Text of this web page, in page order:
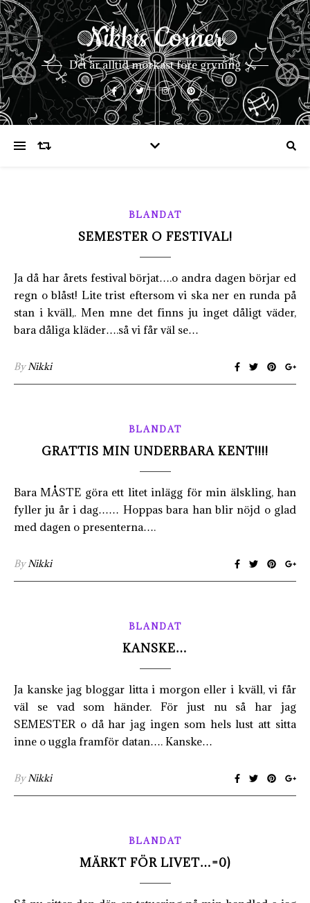
Nikkis Corner
Det är alltid mörkast före gryning
BLANDAT
SEMESTER O FESTIVAL!
Ja då har årets festival börjat….o andra dagen börjar ed
regn o blåst! Lite trist eftersom vi ska ner en runda på
stan i kväll,. Men mne det finns ju inget dåligt väder,
bara dåliga kläder….så vi får väl se…
ByNikki
BLANDAT
GRATTIS MIN UNDERBARA KENT!!!!
Bara MÅSTE göra ett litet inlägg för min älskling, han
fyller ju år i dag…… Hoppas bara han blir nöjd o glad
med dagen o presenterna….
ByNikki
BLANDAT
KANSKE…
Ja kanske jag bloggar litta i morgon eller i kväll, vi får
väl se vad som händer. För just nu så har jag
SEMESTER o då har jag ingen som hels lust att sitta
inne o uggla framför datan…. Kanske…
ByNikki
BLANDAT
MÄRKT FÖR LIVET…=0)